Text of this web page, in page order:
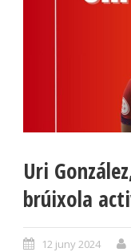
Uri
brúixola
12 juny 2024